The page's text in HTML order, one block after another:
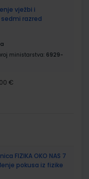
vježbi i
razred
ministarstva: 6929-
€
FIZIKA OKO NAS 7
pokusa iz fizike